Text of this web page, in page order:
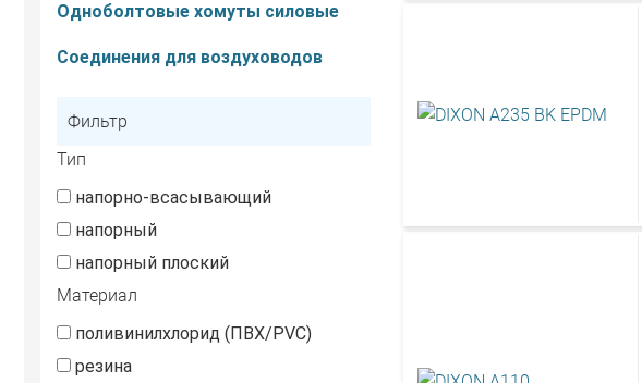
Одноболтовые хомуты силовые
Соединения для воздуховодов
Фильтр
Тип
напорно-всасывающий
напорный
напорный плоский
Материал
поливинилхлорид (ПВХ/PVC)
резина